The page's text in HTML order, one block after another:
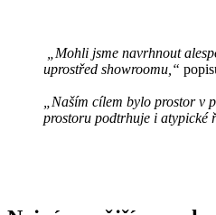
„Mohli jsme navrhnout
uprostřed showroomu,“
„Naším cílem bylo prostor v
prostoru podtrhuje i atypické